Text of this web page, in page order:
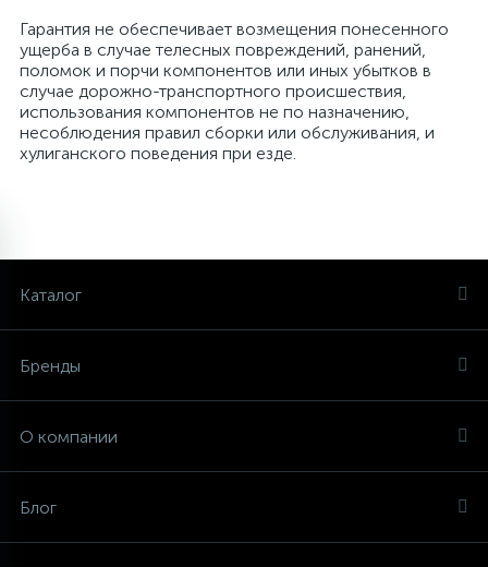
Гарантия не обеспечивает возмещения понесенного
ущерба в случае телесных повреждений, ранений,
поломок и порчи компонентов или иных убытков в
случае дорожно-транспортного происшествия,
использования компонентов не по назначению,
несоблюдения правил сборки или обслуживания, и
хулиганского поведения при езде.
Каталог
Бренды
О компании
Блог